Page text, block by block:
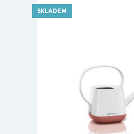
SKLADEM